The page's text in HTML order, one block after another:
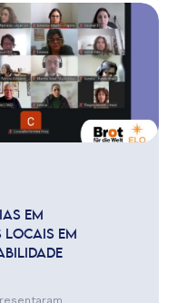
EM
LOCAIS EM